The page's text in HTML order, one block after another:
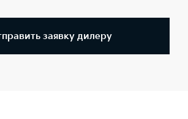
заявку дилеру